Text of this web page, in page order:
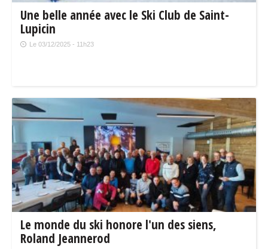
Une belle année avec le Ski Club de Saint-
Lupicin
Le 03/12/2025 - 11h23
Le monde du ski honore l'un des siens,
Roland Jeannerod